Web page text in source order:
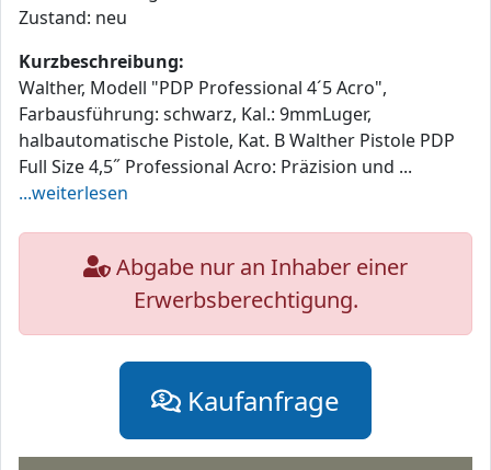
Zustand: neu
Kurzbeschreibung:
Walther, Modell "PDP Professional 4´5 Acro",
Farbausführung: schwarz, Kal.: 9mmLuger,
halbautomatische Pistole, Kat. B Walther Pistole PDP
Full Size 4,5˝ Professional Acro: Präzision und ...
...weiterlesen
Abgabe nur an Inhaber einer
Erwerbsberechtigung.
Kaufanfrage